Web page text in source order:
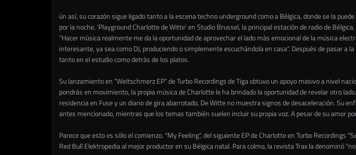
ún así, su corazón sigue ligado tanto a la escena techno underground como a Bélgica, donde se la
por la noche, 'Playground Charlotte de Witte' en Studio Brussel, la principal estación de radio de
“Hacer música realmente me da la oportunidad de aprovechar el lado más emocional de la música
interesante, ya sea como DJ, produciendo o simplemente escuchándola en casa”. Después de pasar
tanto en el estudio como detrás de los platos.
Su lanzamiento en “Weltschmerz EP” de Turbo Recordings de Tiga obtuvo un apoyo masivo a nivel
pondrás en movimiento, la propia música de Charlotte le ha brindado la oportunidad de revelar otro
residencia en Fuse y un diario de gira abarrotado, De Witte no muestra signos de desaceleración. Su
antes mencionado, mientras que los temas también suelen incluir su propia voz. A pesar de su amor
Parece que esto es sólo el comienzo. “My Feeling”, del siguiente EP de Charlotte en Turbo
Red Bull Elektropedia al mejor productor en su Bélgica natal. Para colmo, la revista Trax la denominó